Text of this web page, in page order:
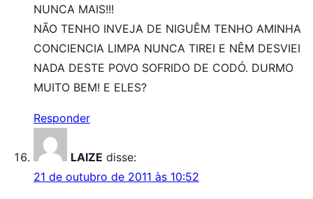
NUNCA MAIS!!!
NÃO TENHO INVEJA DE NIGUÊM TENHO AMINHA
CONCIENCIA LIMPA NUNCA TIREI E NÊM DESVIEI
NADA DESTE POVO SOFRIDO DE CODÓ. DURMO
MUITO BEM! E ELES?
Responder
LAIZE disse:
21 de outubro de 2011 às 10:52